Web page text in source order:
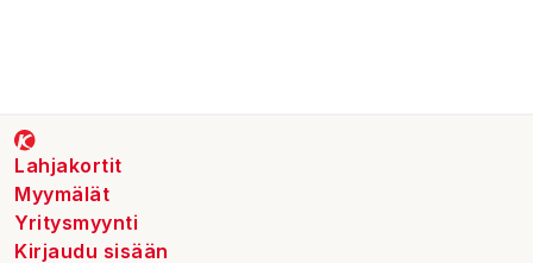
Lahjakortit
Myymälät
Yritysmyynti
Kirjaudu sisään